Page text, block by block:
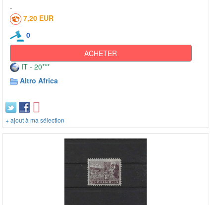
7,20 EUR
0
ACHETER
IT - 20***
Altro Africa
+ ajout à ma sélection